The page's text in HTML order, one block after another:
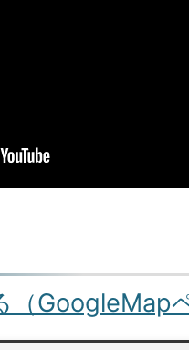
（GoogleMap